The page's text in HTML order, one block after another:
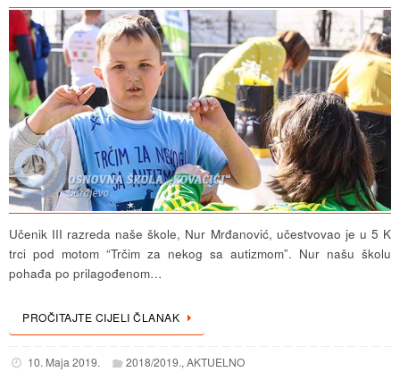
Učenik III razreda naše škole, Nur Mrđanović, učestvovao je u 5 K
trci pod motom “Trčim za nekog sa autizmom”. Nur našu školu
pohađa po prilagođenom…
PROČITAJTE CIJELI ČLANAK
10. Maja 2019. 2018/2019.,AKTUELNO